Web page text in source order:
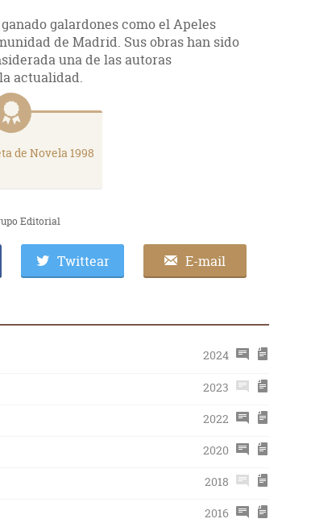
ganado galardones como el Apeles
de Madrid. Sus obras han sido
una de las autoras
actualidad.
de Novela 1998
Editorial
Twittear E-mail
2024
2023
2022
2020
2018
2016